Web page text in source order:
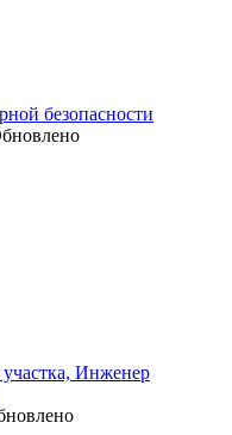
безопасности
Инженер